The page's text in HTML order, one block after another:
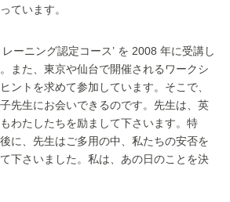
ています。
ーニング認定コース’ を 2008 年に受講し
また、東京や仙台で開催されるワークシ
ントを求めて参加しています。そこで、
先生にお会いできるのです。先生は、英
わたしたちを励まして下さいます。特
に、先生はご多用の中、私たちの安否を
下さいました。私は、あの日のことを決